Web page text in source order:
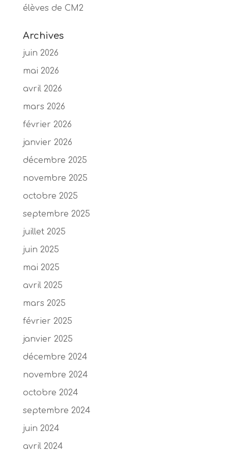
élèves de CM2
Archives
juin 2026
mai 2026
avril 2026
mars 2026
février 2026
janvier 2026
décembre 2025
novembre 2025
octobre 2025
septembre 2025
juillet 2025
juin 2025
mai 2025
avril 2025
mars 2025
février 2025
janvier 2025
décembre 2024
novembre 2024
octobre 2024
septembre 2024
juin 2024
avril 2024